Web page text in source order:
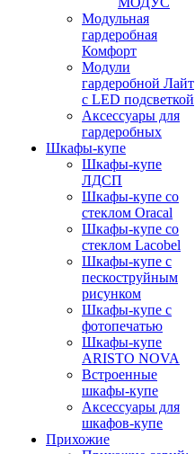
Модульная
гардеробная
Комфорт
Модули
гардеробной Лайт
с LED подсветкой
Аксессуары для
гардеробных
Шкафы-купе
Шкафы-купе
ЛДСП
Шкафы-купе со
стеклом Oracal
Шкафы-купе со
стеклом Lacobel
Шкафы-купе с
пескоструйным
рисунком
Шкафы-купе с
фотопечатью
Шкафы-купе
ARISTO NOVA
Встроенные
шкафы-купе
Аксессуары для
шкафов-купе
Прихожие